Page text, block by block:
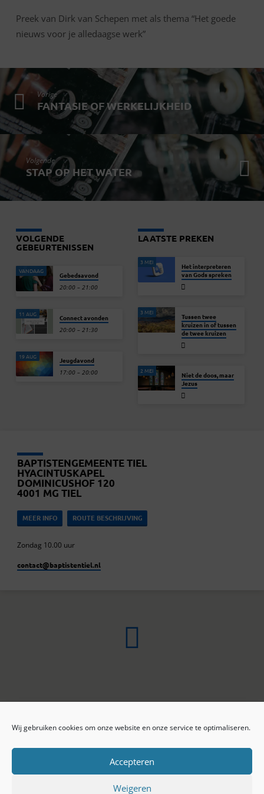
Wij gebruiken cookies om onze website en onze service te optimaliseren.
Accepteren
Weigeren
Preek van Dirk van Schepen met als thema “Het goede
nieuws voor je alledaagse werk”
Vorige
FANTASIE OF WERKELIJKHEID
Volgende
STAP OP HET WATER
VOLGENDE
GEBEURTENISSEN
VANDAAG Gebedsavond
20:00 – 21:00
11 AUG Connect avonden
20:00 – 21:30
19 AUG Jeugdavond
17:00 – 20:00
LAATSTE PREKEN
3 MEI
Het interpreteren
van Gods spreken
3 MEI
Tussen twee
kruizen in of tussen
de twee kruizen
2 MEI
Niet de doos, maar
Jezus
BAPTISTENGEMEENTE TIEL
HYACINTUSKAPEL
DOMINICUSHOF 120
4001 MG TIEL
MEER INFO ROUTE BESCHRIJVING
Zondag 10.00 uur
contact​@baptistentiel.nl
ONLINE ARCHIEF
Privacy beleid